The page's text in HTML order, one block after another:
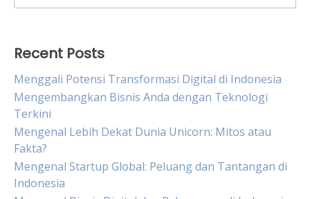
for:
Recent Posts
Menggali Potensi Transformasi Digital di Indonesia
Mengembangkan Bisnis Anda dengan Teknologi
Terkini
Mengenal Lebih Dekat Dunia Unicorn: Mitos atau
Fakta?
Mengenal Startup Global: Peluang dan Tantangan di
Indonesia